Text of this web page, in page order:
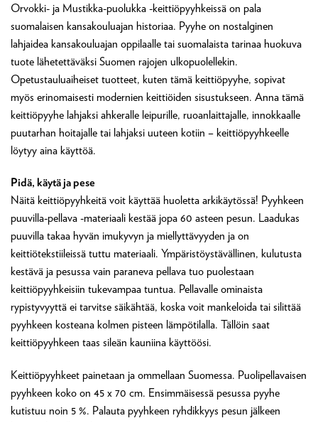
Orvokki- ja Mustikka-puolukka -keittiöpyyhkeissä on pala
suomalaisen kansakouluajan historiaa. Pyyhe on nostalginen
lahjaidea kansakouluajan oppilaalle tai suomalaista tarinaa huokuva
tuote lähetettäväksi Suomen rajojen ulkopuolellekin.
Opetustauluaiheiset tuotteet, kuten tämä keittiöpyyhe, sopivat
myös erinomaisesti modernien keittiöiden sisustukseen. Anna tämä
keittiöpyyhe lahjaksi ahkeralle leipurille, ruoanlaittajalle, innokkaalle
puutarhan hoitajalle tai lahjaksi uuteen kotiin – keittiöpyyhkeelle
löytyy aina käyttöä.
Pidä, käytä ja pese
Näitä keittiöpyyhkeitä voit käyttää huoletta arkikäytössä! Pyyhkeen
puuvilla-pellava -materiaali kestää jopa 60 asteen pesun. Laadukas
puuvilla takaa hyvän imukyvyn ja miellyttävyyden ja on
keittiötekstiileissä tuttu materiaali. Ympäristöystävällinen, kulutusta
kestävä ja pesussa vain paraneva pellava tuo puolestaan
keittiöpyyhkeisiin tukevampaa tuntua. Pellavalle ominaista
rypistyvyyttä ei tarvitse säikähtää, koska voit mankeloida tai silittää
pyyhkeen kosteana kolmen pisteen lämpötilalla. Tällöin saat
keittiöpyyhkeen taas sileän kauniina käyttöösi.
Keittiöpyyhkeet painetaan ja ommellaan Suomessa. Puolipellavaisen
pyyhkeen koko on 45 x 70 cm. Ensimmäisessä pesussa pyyhe
kutistuu noin 5 %. Palauta pyyhkeen ryhdikkyys pesun jälkeen